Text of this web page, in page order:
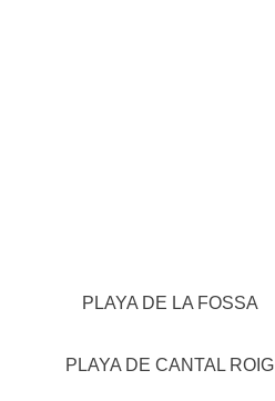
PLAYA DE LA FOSSA
PLAYA DE CANTAL ROIG